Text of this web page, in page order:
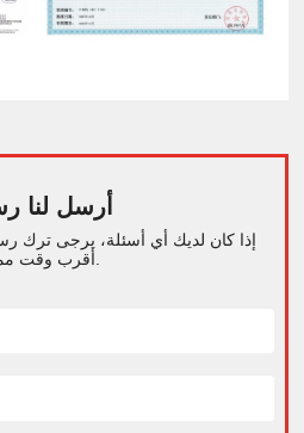
أرسل لنا
إذا كان لديك أي أسئلة، يرجى ترك